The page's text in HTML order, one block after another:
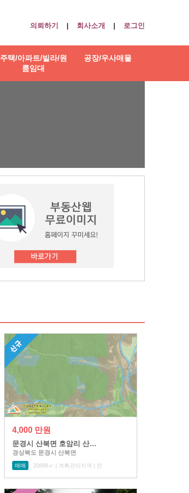
의뢰하기 | 회사소개 | 로그인
주택/아파트/빌라/원
룸임대
공장/우사매물
4,000 만원
문경시 산북면 호암리 산…
경상북도 문경시 산북면
매매 20898㎡ | 계획관리지역 | 전